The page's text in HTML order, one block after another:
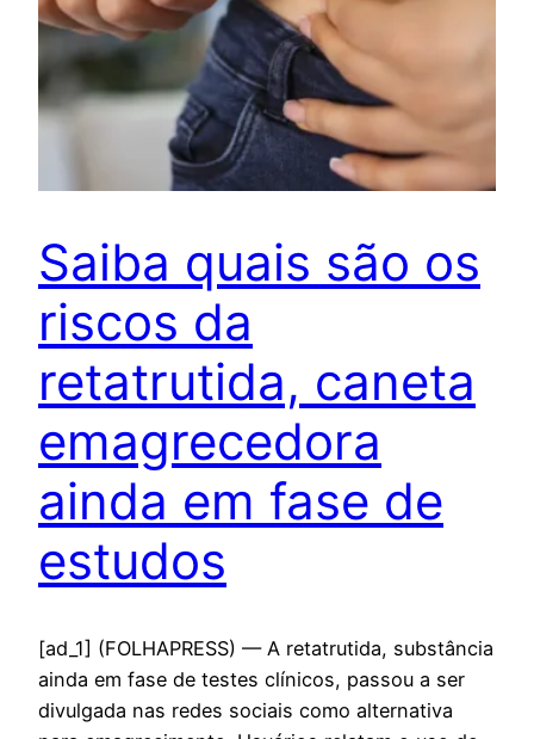
Saiba quais são os
riscos da
retatrutida, caneta
emagrecedora
ainda em fase de
estudos
[ad_1] (FOLHAPRESS) — A retatrutida, substância
ainda em fase de testes clínicos, passou a ser
divulgada nas redes sociais como alternativa